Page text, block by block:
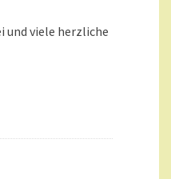
und viele herzliche